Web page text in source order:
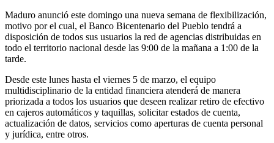
Maduro anunció este domingo una nueva semana de flexibilización,
motivo por el cual, el Banco Bicentenario del Pueblo tendrá a
disposición de todos sus usuarios la red de agencias distribuidas en
todo el territorio nacional desde las 9:00 de la mañana a 1:00 de la
tarde.
Desde este lunes hasta el viernes 5 de marzo, el equipo
multidisciplinario de la entidad financiera atenderá de manera
priorizada a todos los usuarios que deseen realizar retiro de efectivo
en cajeros automáticos y taquillas, solicitar estados de cuenta,
actualización de datos, servicios como aperturas de cuenta personal
y jurídica, entre otros.